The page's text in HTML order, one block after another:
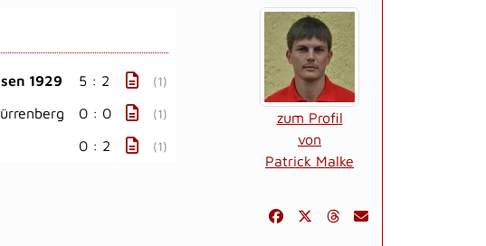
zum Profil
von
Patrick Malke
1929 5 : 2 (1)
0 : 0 (1)
0 : 2 (1)